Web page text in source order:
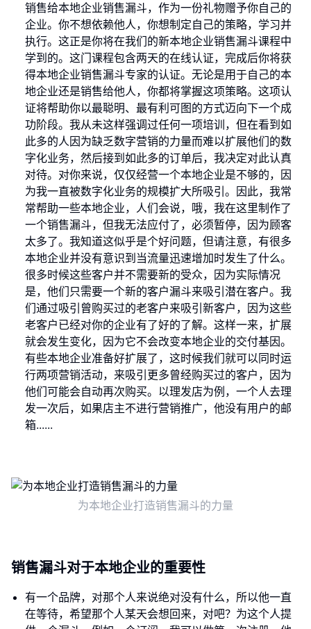
销售给本地企业销售漏斗，作为一份礼物赠予你自己的
企业。你不想依赖他人，你想制定自己的策略，学习并
执行。这正是你将在我们的新本地企业销售漏斗课程中
学到的。这门课程包含两天的在线认证，完成后你将获
得本地企业销售漏斗专家的认证。无论是用于自己的本
地企业还是销售给他人，你都将掌握这项策略。这项认
证将帮助你以最聪明、最有利可图的方式迈向下一个成
功阶段。我从未这样强调过任何一项培训，但在看到如
此多的人因为缺乏数字营销的力量而难以扩展他们的数
字化业务，然后接到如此多的订单后，我决定对此认真
对待。对你来说，仅仅经营一个本地企业是不够的，因
为我一直被数字化业务的规模扩大所吸引。因此，我常
常帮助一些本地企业，人们会说，哦，我在这里制作了
一个销售漏斗，但我无法应付了，必须暂停，因为顾客
太多了。我知道这似乎是个好问题，但请注意，有很多
本地企业并没有意识到当流量迅速增加时发生了什么。
很多时候这些客户并不需要新的受众，因为实际情况
是，他们只需要一个新的客户漏斗来吸引潜在客户。我
们通过吸引曾购买过的老客户来吸引新客户，因为这些
老客户已经对你的企业有了好的了解。这样一来，扩展
就会发生变化，因为它不会改变本地企业的交付基因。
有些本地企业准备好扩展了，这时候我们就可以同时运
行两项营销活动，来吸引更多曾经购买过的客户，因为
他们可能会自动再次购买。以理发店为例，一个人去理
发一次后，如果店主不进行营销推广，他没有用户的邮
箱......
为本地企业打造销售漏斗的力量
销售漏斗对于本地企业的重要性
有一个品牌，对那个人来说绝对没有什么，所以他一直
在等待，希望那个人某天会想回来，对吧？为这个人提